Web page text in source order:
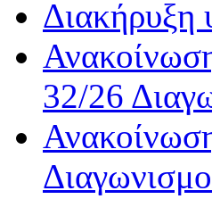
Διακήρυξη
32/26